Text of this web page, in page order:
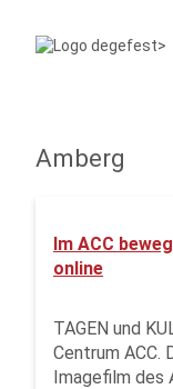
Amberg
Im ACC
online
TAGEN und
Centrum ACC.
Imagefilm des